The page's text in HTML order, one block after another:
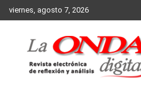
Skip
to
viernes, agosto 7, 2026